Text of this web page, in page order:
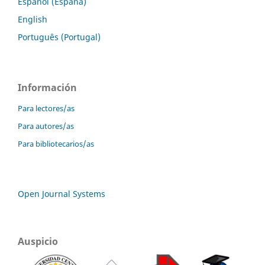
English
Português (Portugal)
Información
Para lectores/as
Para autores/as
Para bibliotecarios/as
Open Journal Systems
Auspicio